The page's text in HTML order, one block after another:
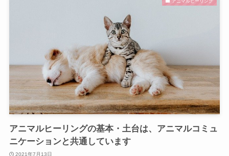
アニマルヒーリングの基本・土台は、アニマルコミュ
ニケーションと共通しています
2021年7月13日